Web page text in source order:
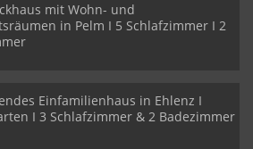
mit Wohn- und
in Pelm I 5 Schlafzimmer I 2
Einfamilienhaus in Ehlenz I
I 3 Schlafzimmer & 2 Badezimmer